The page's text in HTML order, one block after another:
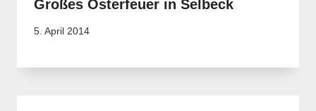
Großes Osterfeuer in Selbeck
5. April 2014